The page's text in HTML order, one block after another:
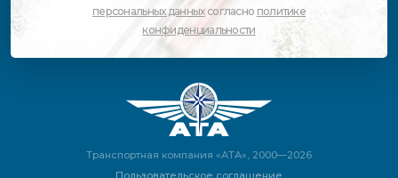
персональных данныхсогласно политике
конфиденциальности
Транспортная компания «АТА», 2000—2026
Пользовательское соглашение